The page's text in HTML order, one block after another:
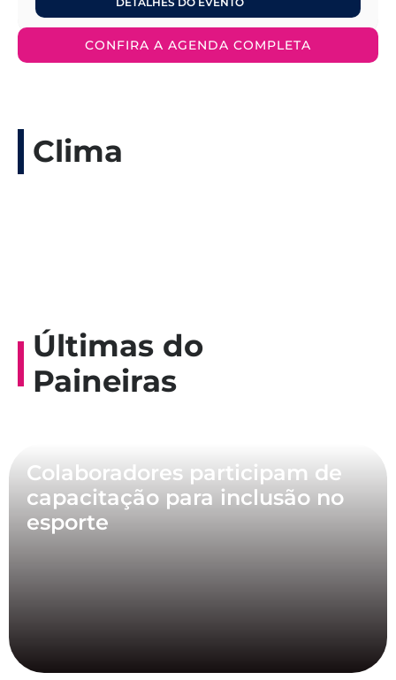
CONFIRA A AGENDA COMPLETA
Clima
Últimas do
Paineiras
Colaboradores participam de
capacitação para inclusão no
esporte